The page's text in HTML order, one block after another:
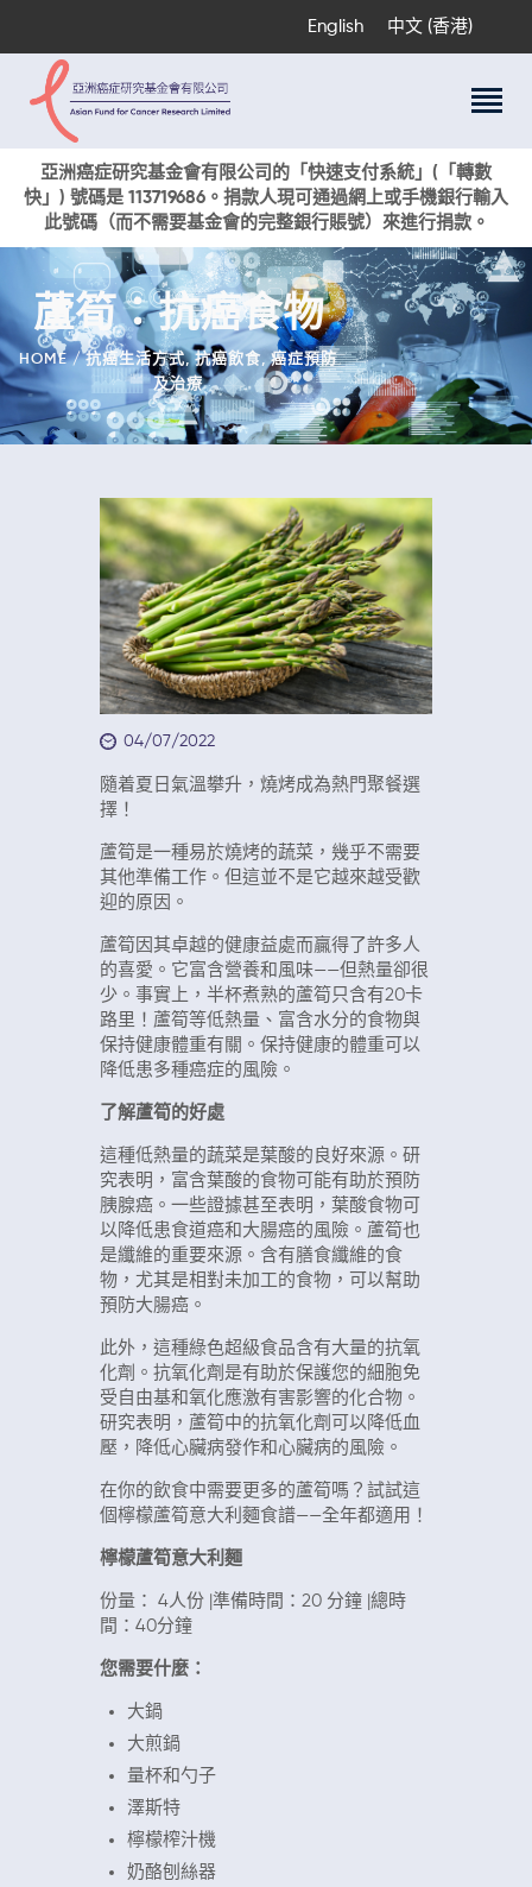
English 中文 (香港)
亞洲癌症研究基金會有限公司的「快速支付系統」(「轉數
快」) 號碼是 113719686。捐款人現可通過網上或手機銀行輸入
此號碼（而不需要基金會的完整銀行賬號）來進行捐款。
蘆筍：抗癌食物
HOME 抗癌生活方式,抗癌飲食 ,癌症預防
及治療
關於我們
科研項目
活動與獎項
新聞
捐款支持
現在捐贈
04/07/2022
隨着夏日氣溫攀升，燒烤成為熱門聚餐選
擇！
蘆筍是一種易於燒烤的蔬菜，幾乎不需要
其他準備工作。但這並不是它越來越受歡
迎的原因。
蘆筍因其卓越的健康益處而贏得了許多人
的喜愛。它富含營養和風味——但熱量卻很
少。事實上，半杯煮熟的蘆筍只含有20卡
路里！蘆筍等低熱量、富含水分的食物與
保持健康體重有關。保持健康的體重可以
降低患多種癌症的風險。
了解蘆筍的好處
這種低熱量的蔬菜是葉酸的良好來源。研
究表明，富含葉酸的食物可能有助於預防
胰腺癌。一些證據甚至表明，葉酸食物可
以降低患食道癌和大腸癌的風險。蘆筍也
是纖維的重要來源。含有膳食纖維的食
物，尤其是相對未加工的食物，可以幫助
預防大腸癌。
此外，這種綠色超級食品含有大量的抗氧
化劑。抗氧化劑是有助於保護您的細胞免
受自由基和氧化應激有害影響的化合物。
研究表明，蘆筍中的抗氧化劑可以降低血
壓，降低心臟病發作和心臟病的風險。
在你的飲食中需要更多的蘆筍嗎？試試這
個檸檬蘆筍意大利麵食譜——全年都適用！
檸檬蘆筍意大利麵
份量： 4人份 |準備時間：20 分鐘 |總時
間：40分鐘
您需要什麼：
大鍋
大煎鍋
量杯和勺子
澤斯特
檸檬榨汁機
奶酪刨絲器